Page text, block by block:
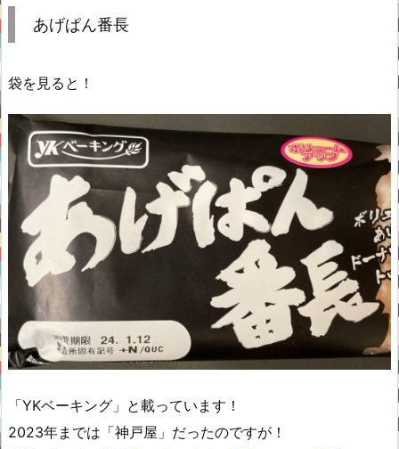
あげぱん番長
袋を見ると！
「YKベーキング」と載っています！
2023年までは「神戸屋」だったのですが！